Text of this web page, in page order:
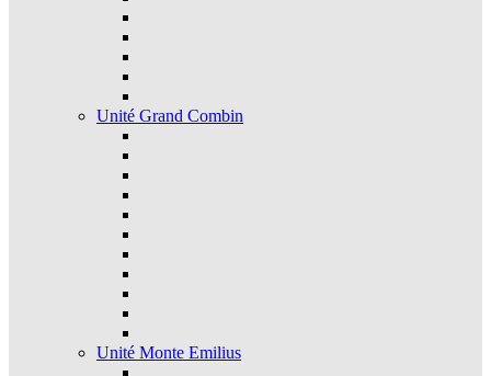
Unité Grand Combin
Unité Monte Emilius